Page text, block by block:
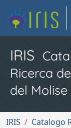
IRIS
Ricerca
del Molise
IRIS Catalogo